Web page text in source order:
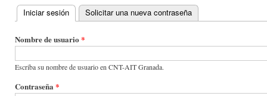
Solapas principales
Iniciar sesión (solapa activa)
Solicitar una nueva contraseña
Nombre de usuario *
Escriba su nombre de usuario en CNT-AIT Granada.
Contraseña *